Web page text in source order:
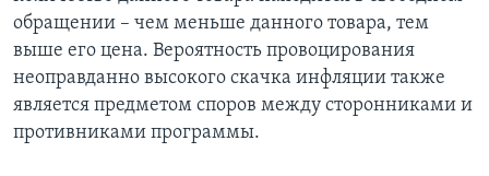
обращении – чем меньше данного товара, тем
выше его цена. Вероятность провоцирования
неоправданно высокого скачка инфляции также
является предметом споров между сторонниками и
противниками программы.